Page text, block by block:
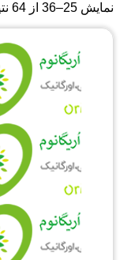
نمایش 25–36 از 64 نتیجه